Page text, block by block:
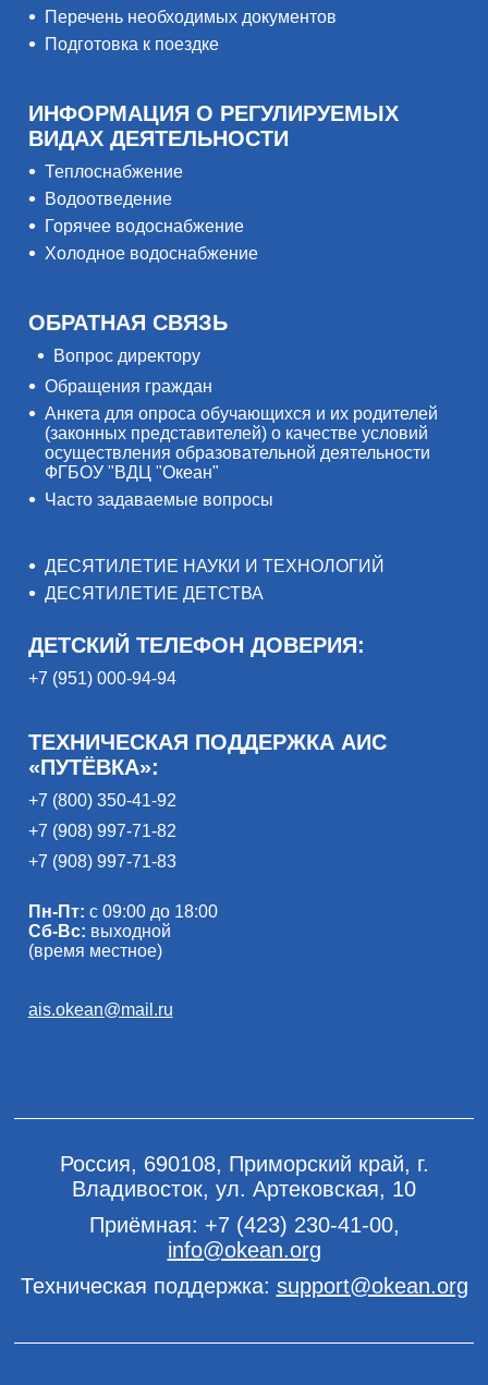
Перечень необходимых документов
Подготовка к поездке
ИНФОРМАЦИЯ О РЕГУЛИРУЕМЫХ
ВИДАХ ДЕЯТЕЛЬНОСТИ
Теплоснабжение
Водоотведение
Горячее водоснабжение
Холодное водоснабжение
ОБРАТНАЯ СВЯЗЬ
Вопрос директору
Обращения граждан
Анкета для опроса обучающихся и их родителей
(законных представителей) о качестве условий
осуществления образовательной деятельности
ФГБОУ "ВДЦ "Океан"
Часто задаваемые вопросы
ДЕСЯТИЛЕТИЕ НАУКИ И ТЕХНОЛОГИЙ
ДЕСЯТИЛЕТИЕ ДЕТСТВА
ДЕТСКИЙ ТЕЛЕФОН ДОВЕРИЯ:
+7 (951) 000-94-94
ТЕХНИЧЕСКАЯ ПОДДЕРЖКА АИС
«ПУТЁВКА»:
+7 (800) 350-41-92
+7 (908) 997-71-82
+7 (908) 997-71-83
Пн-Пт: с 09:00 до 18:00
Сб-Вс: выходной
(время местное)
ais.okean@mail.ru
Россия, 690108, Приморский край, г.
Владивосток, ул. Артековская, 10
Приёмная: +7 (423) 230-41-00,
info@okean.org
Техническая поддержка: support@okean.org